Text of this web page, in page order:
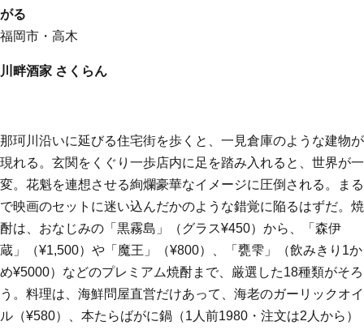
がる
福岡市・高木
川畔酒家 さくらん
那珂川沿いに延びる住宅街を歩くと、一見倉庫のような建物が
現れる。玄関をくぐり一歩店内に足を踏み入れると、世界が一
変。花魁を連想させる絢爛豪華なイメージに圧倒される。まる
で映画のセットに迷い込んだかのような錯覚に陥るはずだ。焼
酎は、おなじみの「黒霧島」（グラス¥450）から、「森伊
蔵」（¥1,500）や「魔王」（¥800）、「甕雫」（飲みきり1か
め¥5000）などのプレミアム焼酎まで、厳選した18種類がそろ
う。料理は、海鮮問屋直営だけあって、海老のガーリックオイ
ル（¥580）、本たらばがに鍋（1人前1980・注文は2人から）